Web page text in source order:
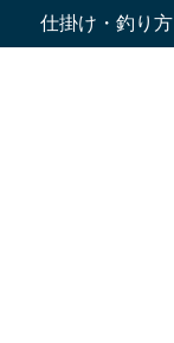
仕掛け・釣り方